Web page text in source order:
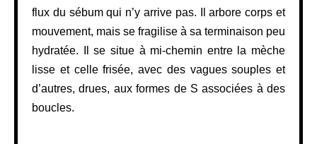
flux du sébum qui n’y arrive pas. Il arbore corps et
mouvement, mais se fragilise à sa terminaison peu
hydratée. Il se situe à mi-chemin entre la mèche
lisse et celle frisée, avec des vagues souples et
d’autres, drues, aux formes de S associées à des
boucles.